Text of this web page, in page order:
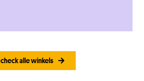
check alle winkels